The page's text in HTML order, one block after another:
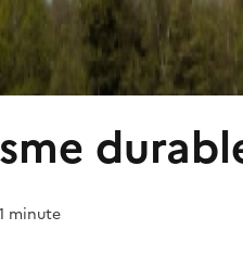
minute